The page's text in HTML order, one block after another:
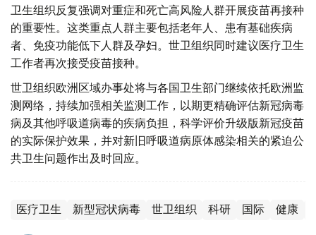
卫生组织反复强调对重症和死亡高风险人群开展疫苗再接种
的重要性。这类重点人群主要包括老年人、患有基础疾病
者、免疫功能低下人群及孕妇。世卫组织同时建议医疗卫生
工作者再次接受疫苗接种。
世卫组织欧洲区域办事处将与各国卫生部门继续依托欧洲监
测网络，持续加强相关监测工作，以期更精确评估新冠病毒
病及其他呼吸道病毒的疾病负担，科学评价升级版新冠疫苗
的实际保护效果，并对新旧呼吸道病原体感染相关的紧迫公
共卫生问题作出及时回应。
医疗卫生 新型冠状病毒 世卫组织 科研 国际 健康